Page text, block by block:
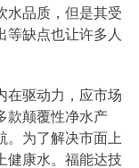
水品质，但是其受
等缺点也让许多人
在驱动力，应市场
款颠覆性净水产
。为了解决市面上
健康水。福能达技